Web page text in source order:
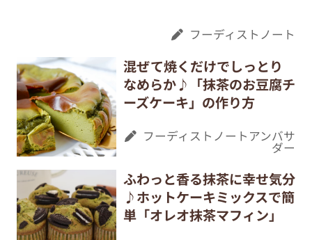
フーディストノート
混ぜて焼くだけでしっとり
なめらか♪「抹茶のお豆腐チ
ーズケーキ」の作り方
フーディストノートアンバサ
ダー
ふわっと香る抹茶に幸せ気分
♪ホットケーキミックスで簡
単「オレオ抹茶マフィン」